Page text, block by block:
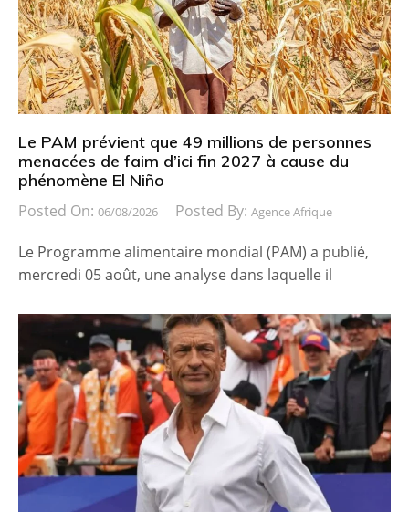
Le PAM prévient que 49 millions de personnes
menacées de faim d’ici fin 2027 à cause du
phénomène El Niño
Posted On: 06/08/2026 Posted By: Agence Afrique
Le Programme alimentaire mondial (PAM) a publié,
mercredi 05 août, une analyse dans laquelle il